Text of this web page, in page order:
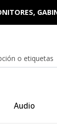
Audio